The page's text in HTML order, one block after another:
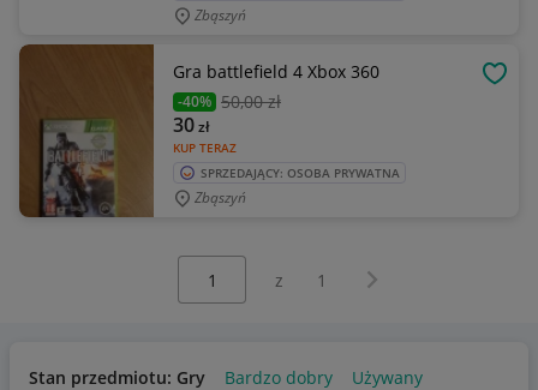
Zbąszyń
Gra battlefield 4 Xbox 360
-40% 50,00 zł
KUP TERAZ
30zł
SPRZEDAJĄCY: OSOBA PRYWATNA
Zbąszyń
z 1 Następna strona
Stan przedmiotu: Gry Bardzo dobry Używany